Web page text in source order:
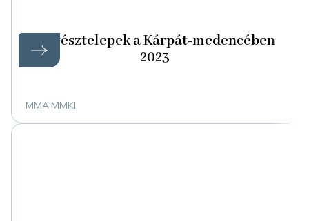
Művésztelepek a Kárpát-medencében
2023
MMA MMKI